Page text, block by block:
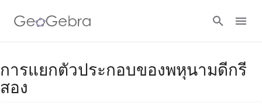
Google Classroom
การแยกตัวประกอบของพหุนามดีกรี
สอง